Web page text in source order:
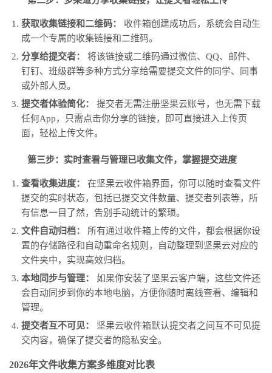
获取收集链接和二维码：
收件箱创建成功后，系统会自动生
成一个专属的收集链接和二维码。
分享给提交者：
将该链接或二维码通过微信、QQ、邮件、
钉钉、班级群等多种方式分享给需要提交文件的同学、同事
或外部人员。
提交者体验简化：
提交者无需注册坚果云账号，也无需下载
任何App，只需点击你分享的链接，即可直接进入上传页
面，轻松上传文件。
第三步：实时查看与管理已收集文件，掌握提交进度
查看收集进度：
在坚果云收件箱界面，你可以随时查看文件
提交的实时状态，包括已提交文件数量、提交者列表等，所
有信息一目了然，告别手动统计的繁琐。
文件自动归档：
所有通过收件箱上传的文件，都会根据你设
置的存储路径和自动重命名规则，自动整理到坚果云对应的
文件夹中，实现高效归档。
本地同步与管理：
如果你安装了坚果云客户端，这些文件还
会自动同步到你的本地电脑，方便你随时离线查看、编辑和
管理。
提交者互不可见：
坚果云收件箱默认提交者之间互不可见提
交内容，确保了提交者的隐私安全。
2026年文件收集方案多维度对比表